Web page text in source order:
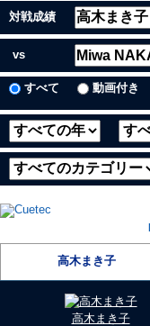
対戦成績
vs
すべて 動画付き
高木まき子
高木まき子